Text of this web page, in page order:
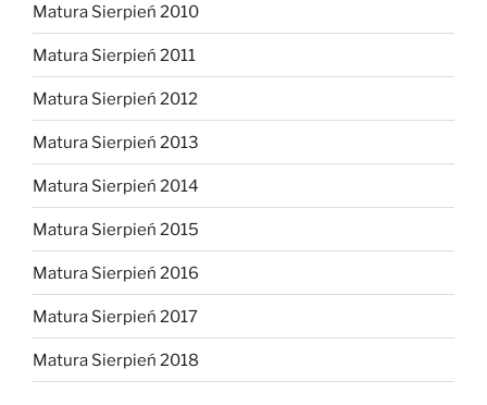
Matura Sierpień 2010
Matura Sierpień 2011
Matura Sierpień 2012
Matura Sierpień 2013
Matura Sierpień 2014
Matura Sierpień 2015
Matura Sierpień 2016
Matura Sierpień 2017
Matura Sierpień 2018